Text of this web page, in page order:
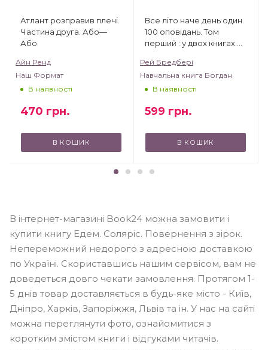
Атлант розправив плечі.
Частина друга. Або—
Або
Айн Ренд
Наш Формат
В наявності
470 грн.
В КОШИК
Все літо наче день один.
100 оповідань. Том
перший : у двох книгах.
Рей Бредбері
Навчальна книга Богдан
В наявності
599 грн.
В КОШИК
В інтернет-магазині Book24 можна замовити і
купити книгу Едем. Соляріс. Повернення з зірок.
Непереможний недорого з адресною доставкою
по Україні. Скориставшись нашим сервісом, вам не
доведеться довго чекати замовлення. Протягом 1-
5 днів товар доставляється в будь-яке місто - Київ,
Дніпро, Харків, Запоріжжя, Львів та ін. У нас на сайті
можна переглянути фото, ознайомитися з
коротким змістом книги і відгуками читачів.